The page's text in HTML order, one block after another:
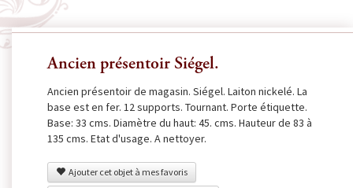
Ancien présentoir Siégel.
Ancien présentoir de magasin. Siégel. Laiton nickelé. La
base est en fer. 12 supports. Tournant. Porte étiquette.
Base: 33 cms. Diamètre du haut: 45. cms. Hauteur de 83 à
135 cms. Etat d'usage. A nettoyer.
Ajouter cet objet à mes favoris